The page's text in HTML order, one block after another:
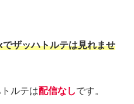
ザッハトルテは見れませ
ルテは配信なしです。